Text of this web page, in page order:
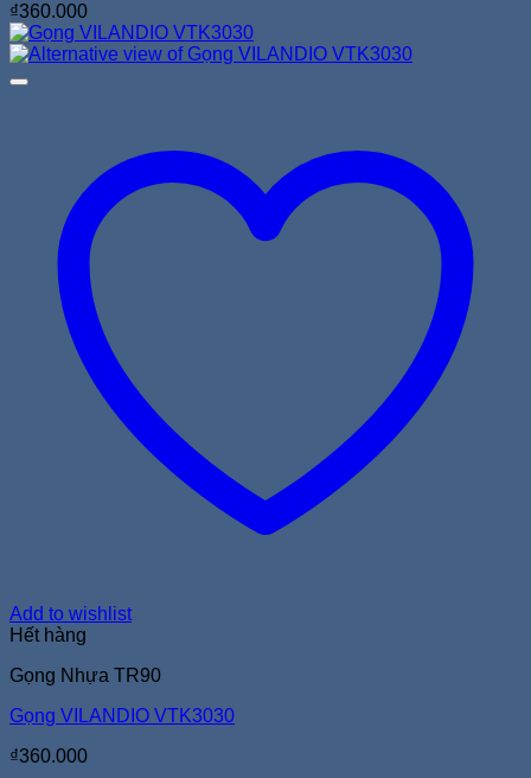
₫360.000
Add to wishlist
Hết hàng
Gọng Nhựa TR90
Gọng VILANDIO VTK3030
₫360.000